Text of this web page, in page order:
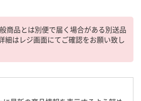
商品とは別便で届く場合がある別送品
細はレジ画面にてご確認をお願い致し